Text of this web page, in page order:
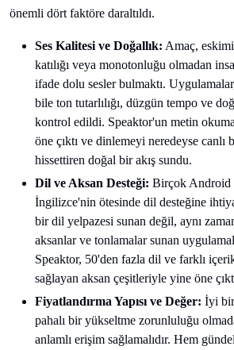
önemli dört faktöre daraltıldı.
Ses Kalitesi ve Doğallık: Amaç,
katılığı veya monotonluğu olmadan
ifade dolu sesler bulmaktı.
bile ton tutarlılığı, düzgün tempo ve
kontrol edildi. Speaktor'un metin
öne çıktı ve dinlemeyi neredeyse canlı
hissettiren doğal bir akış sundu.
Dil ve Aksan Desteği: Birçok Android
İngilizce'nin ötesinde dil desteğine
bir dil yelpazesi sunan değil, aynı
aksanlar ve tonlamalar sunan
Speaktor, 50'den fazla dil ve farklı
sağlayan aksan çeşitleriyle yine öne
Fiyatlandırma Yapısı ve Değer: İyi
pahalı bir yükseltme zorunluluğu
anlamlı erişim sağlamalıdır. Hem